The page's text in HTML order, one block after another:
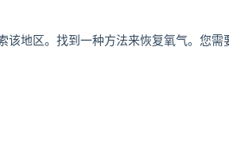
该地区。找到一种方法来恢复氧气。您